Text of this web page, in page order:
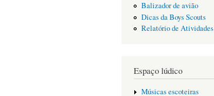
Balizador de avião
Dicas da Boys Scouts
Relatório de Atividades
Espaço lúdico
Músicas escoteiras